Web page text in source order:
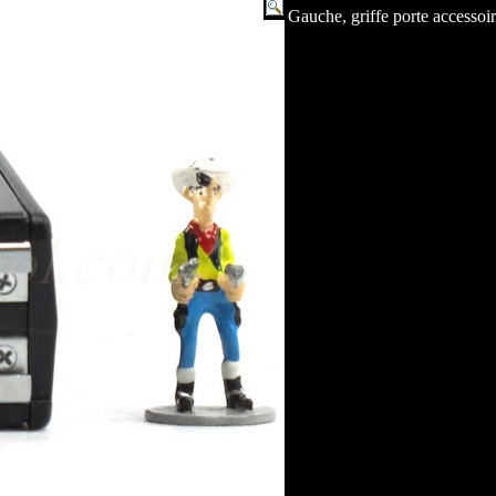
Gauche, griffe porte